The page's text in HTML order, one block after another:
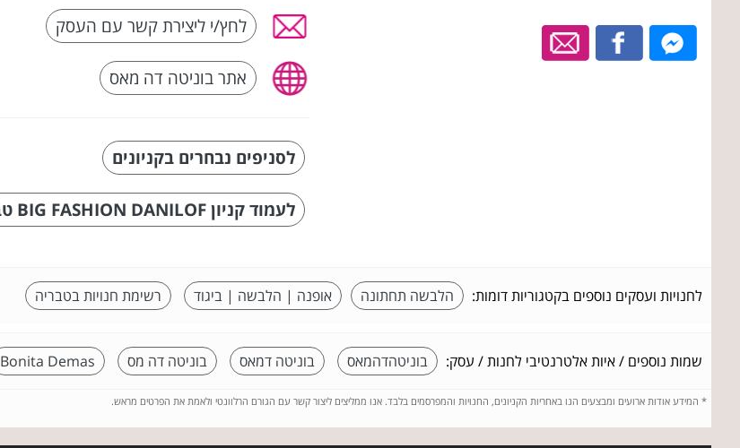
לחץ/י ליצירת קשר עם העסק
אתר בוניטה דה מאס
לסניפים נבחרים בקניונים
לעמוד קניון BIG FASHION DANILOF טבריה
לחנויות ועסקים נוספים בקטגוריות דומות: הלבשה תחתונה אופנה | הלבשה | ביגוד רשימת חנויות בטבריה
שמות נוספים / איות אלטרנטיבי לחנות / עסק: בוניטהדהמאס בוניטה דמאס בוניטה דה מס Bonita Demas
* המידע אודות ארועים ומבצעים הנו באחריות הקניונים, החנויות והמפרסמים בלבד. אנו ממליצים ליצור קשר עם הגורם הרלוונטי ולאמת את הפרטים מראש.